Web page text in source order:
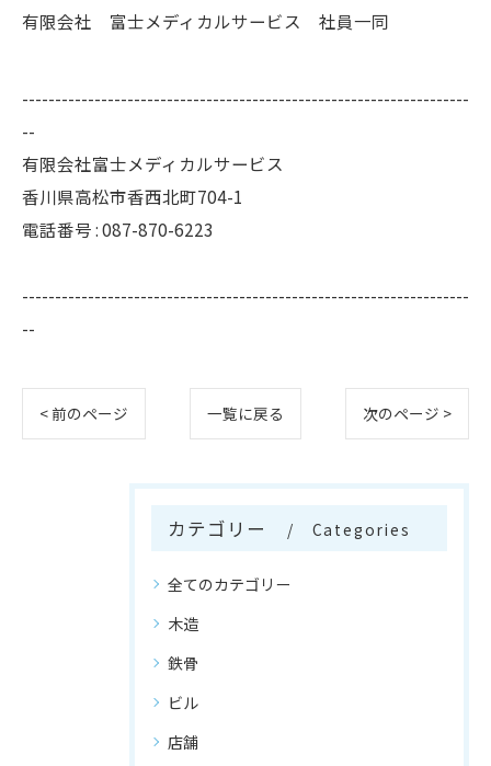
有限会社 富士メディカルサービス 社員一同
--------------------------------------------------------------------
--
有限会社富士メディカルサービス
香川県高松市香西北町704-1
電話番号 : 087-870-6223
--------------------------------------------------------------------
--
< 前のページ 一覧に戻る 次のページ >
カテゴリー Categories
全てのカテゴリー
木造
鉄骨
ビル
店舗